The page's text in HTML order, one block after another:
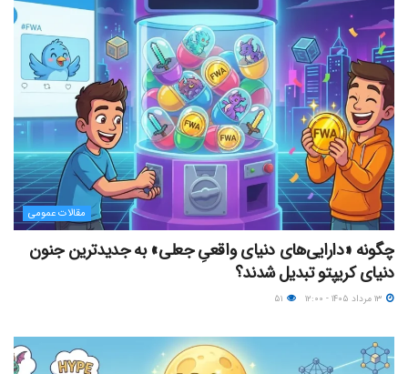
مقالات عمومی
چگونه «دارایی‌های دنیای واقعیِ جعلی» به جدیدترین جنون
دنیای کریپتو تبدیل شدند؟